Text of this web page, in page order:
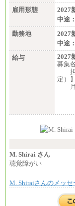
雇用形態
2027
中途：
勤務地
2027
中途：
給与
2027
募集
担
定）】
月
※入
す。
い職
※上
※試
M. Shirai さん
聴覚障がい
M. Shiraiさんのメッセ